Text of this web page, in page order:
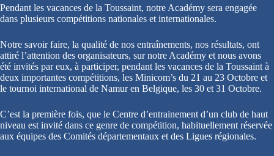
Pendant les vacances de la Toussaint, notre Académy sera engagée
dans plusieurs compétitions nationales et internationales.
Notre savoir faire, la qualité de nos entraînements, nos résultats, ont
attiré l’attention des organisateurs, sur notre Académy et nous avons
été invités par eux, à participer, pendant les vacances de la Toussaint à
deux importantes compétitions, les Minicom’s du 21 au 23 Octobre et
le tournoi international de Namur en Belgique, les 30 et 31 Octobre.
C’est la première fois, que le Centre d’entrainement d’un club de haut
niveau est invité dans ce genre de compétition, habituellement réservée
aux équipes des Comités départementaux et des Ligues régionales.